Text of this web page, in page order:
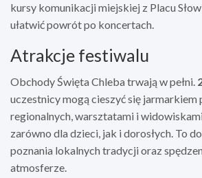
kursy komunikacji miejskiej z Placu
ułatwić powrót po koncertach.
Atrakcje festiwalu
Obchody Święta Chleba trwają w pełni.
uczestnicy mogą cieszyć się
regionalnych, warsztatami i
zarówno dla dzieci, jak i dorosłych. To
poznania lokalnych tradycji oraz
atmosferze.